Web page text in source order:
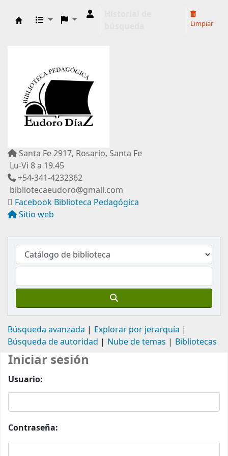
Limpiar
Santa Fe 2917, Rosario, Santa Fe
Lu-Vi 8 a 19.45
+54-341-4232362
bibliotecaeudoro@gmail.com
Facebook Biblioteca Pedagógica
Sitio web
Búsqueda avanzada
Explorar por jerarquía
Búsqueda de autoridad
Nube de temas Bibliotecas
Iniciar sesión
Usuario:
Contraseña: